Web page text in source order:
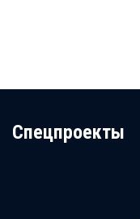
Cпецпроекты